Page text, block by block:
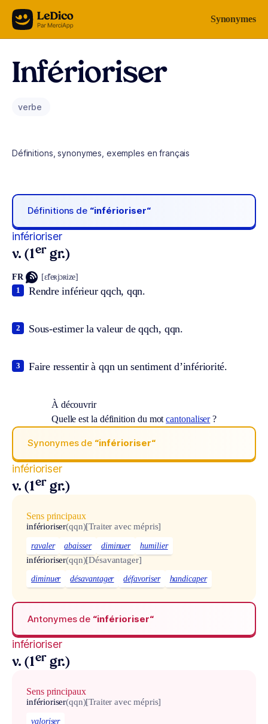
Aller au contenu Synonymes
Inférioriser
verbe
Définitions, synonymes, exemples en français
Définitions de “inférioriser“
inférioriser
v. (1er gr.)
FR [ɛ̃feʀjɔʀize]
Rendre inférieur qqch, qqn.
1
Sous-estimer la valeur de qqch, qqn.
2
Faire ressentir à qqn un sentiment d’infériorité.
3
À découvrir
Quelle est la définition du motcantonaliser?
Synonymes de “inférioriser“
inférioriser
v. (1er gr.)
Sens principaux
inférioriser(qqn)[Traiter avec mépris]
ravaler abaisser diminuer humilier
inférioriser(qqn)[Désavantager]
diminuer désavantager défavoriser handicaper
Antonymes de “inférioriser“
inférioriser
v. (1er gr.)
Sens principaux
inférioriser(qqn)[Traiter avec mépris]
valoriser